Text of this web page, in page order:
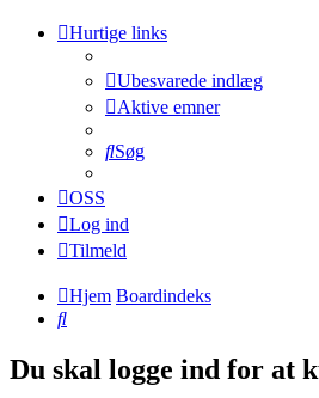
Hurtige links
Ubesvarede indlæg
Aktive emner
Søg
OSS
Log ind
Tilmeld
Hjem Boardindeks
Søg
Du skal logge ind for at